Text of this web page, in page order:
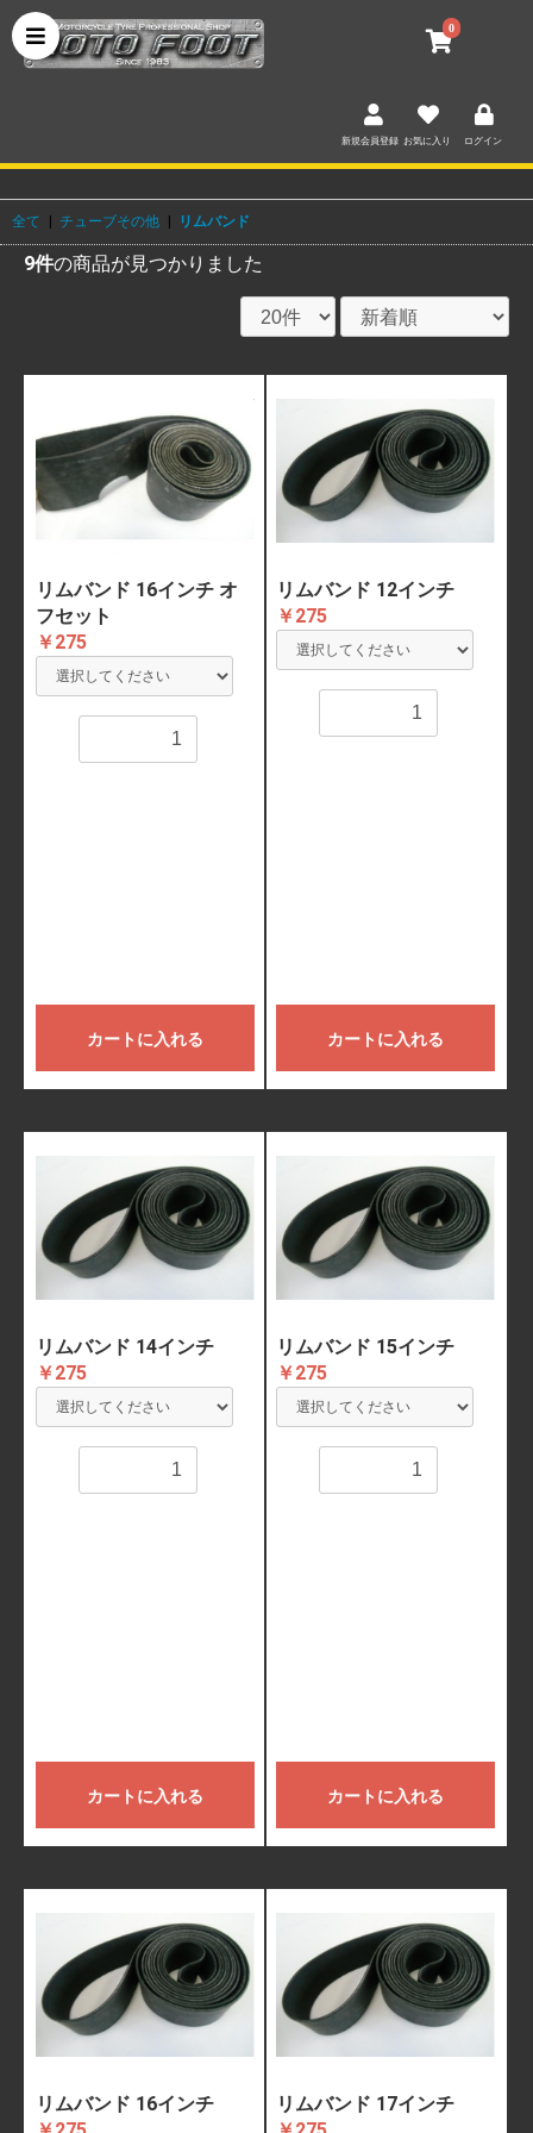
0
新規会員登録 お気に入り ログイン
全て チューブその他 リムバンド
9件の商品が見つかりました
リムバンド 16インチ オ
フセット
￥275
カートに入れる
リムバンド 12インチ
￥275
カートに入れる
リムバンド 14インチ
￥275
カートに入れる
リムバンド 15インチ
￥275
カートに入れる
リムバンド 16インチ
リムバンド 17インチ